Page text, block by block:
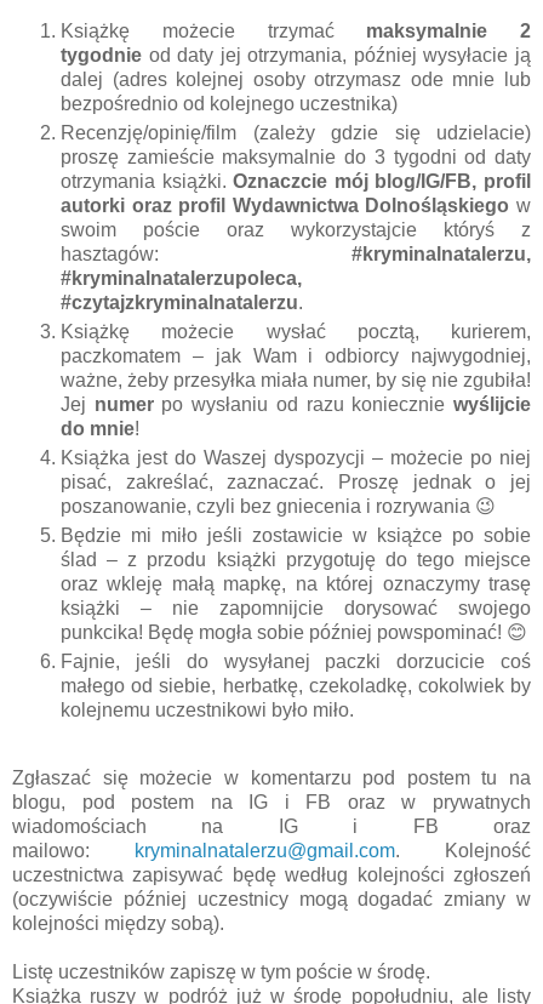
Książkę możecie trzymać maksymalnie 2
tygodnie od daty jej otrzymania, później wysyłacie ją
dalej (adres kolejnej osoby otrzymasz ode mnie lub
bezpośrednio od kolejnego uczestnika)
Recenzję/opinię/film (zależy gdzie się udzielacie)
proszę zamieście maksymalnie do 3 tygodni od daty
otrzymania książki.Oznaczcie mój blog/IG/FB, profil
autorki oraz profil Wydawnictwa Dolnośląskiego w
swoim poście oraz wykorzystajcie któryś z
hasztagów: #kryminalnatalerzu,
#kryminalnatalerzupoleca,
#czytajzkryminalnatalerzu.
Książkę możecie wysłać pocztą, kurierem,
paczkomatem – jak Wam i odbiorcy najwygodniej,
ważne, żeby przesyłka miała numer, by się nie zgubiła!
Jej numer po wysłaniu od razu konieczniewyślijcie
do mnie!
Książka jest do Waszej dyspozycji – możecie po niej
pisać, zakreślać, zaznaczać. Proszę jednak o jej
poszanowanie, czyli bez gniecenia i rozrywania 😉
Będzie mi miło jeśli zostawicie w książce po sobie
ślad – z przodu książki przygotuję do tego miejsce
oraz wkleję małą mapkę, na której oznaczymy trasę
książki – nie zapomnijcie dorysować swojego
punkcika! Będę mogła sobie później powspominać! 😊
Fajnie, jeśli do wysyłanej paczki dorzucicie coś
małego od siebie, herbatkę, czekoladkę, cokolwiek by
kolejnemu uczestnikowi było miło.
Zgłaszać się możecie w komentarzu pod postem tu na
blogu, pod postem na IG i FB oraz w prywatnych
wiadomościach na IG i FB oraz
mailowo:
kryminalnatalerzu@gmail.com.
Kolejność
uczestnictwa zapisywać będę według kolejności zgłoszeń
(oczywiście później uczestnicy mogą dogadać zmiany w
kolejności między sobą).
Listę uczestników zapiszę w tym poście w środę.
Książka ruszy w podróż już w środę popołudniu, ale listy